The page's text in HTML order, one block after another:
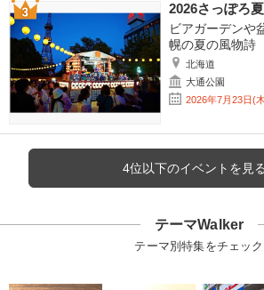
2026さっぽろ
ビアガーデンや
幌の夏の風物詩
北海道
大通公園
2026年7月23日(
4位以下のイベントを見る
テーマWalker
テーマ別特集をチェック